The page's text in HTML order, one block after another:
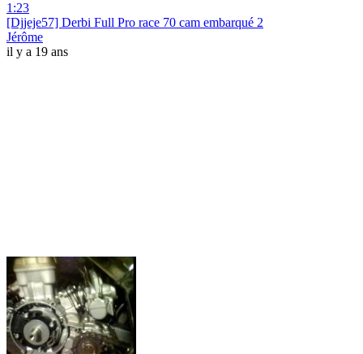
1:23
[Djjeje57] Derbi Full Pro race 70 cam embarqué 2
Jérôme
il y a 19 ans